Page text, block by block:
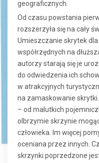
geograficznych.
Od czasu powstania
rozszerzyła się na cały
Umieszczanie skrytek
współrzędnych na
autorzy starają się je
do odwiedzenia ich
w atrakcyjnych
na zamaskowanie
– od malutkich
olbrzymie skrzynie
człowieka. Im więcej
oceniana przez innych.
skrzynki poprzedzone